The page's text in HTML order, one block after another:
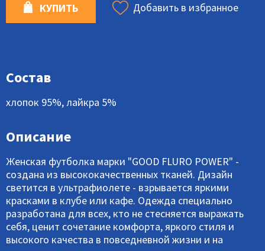
КУПИТЬ Добавить в избранное
Состав
хлопок 95%, лайкра 5%
Описание
Женская футболка марки "GOOD FLURO POWER" -
создана из высококачественных тканей. Дизайн
светится в ультрафиолете - взрывается яркими
красками в клубе или кафе. Одежда специально
разработана для всех, кто не стесняется выражать
себя, ценит сочетание комфорта, яркого стиля и
высокого качества в повседневной жизни и на